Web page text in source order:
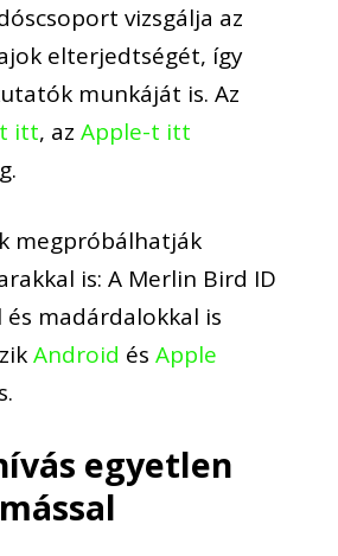
vizsgálja az
elterjedtségét, így
munkáját is. Az
itt, az Apple-t itt
megpróbálhatják
is: A Merlin Bird ID
madárdalokkal is
Android és Apple
egyetlen